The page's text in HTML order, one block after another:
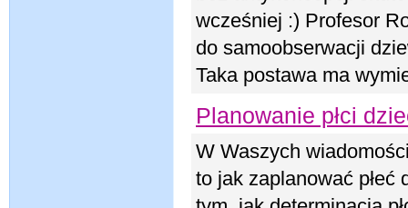
wcześniej :) Profesor
do samoobserwacji
Taka postawa ma
Planowanie płci
W Waszych
to jak zaplanować płeć